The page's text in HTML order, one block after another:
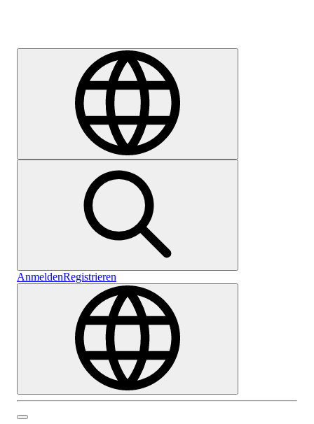
AnmeldenRegistrieren